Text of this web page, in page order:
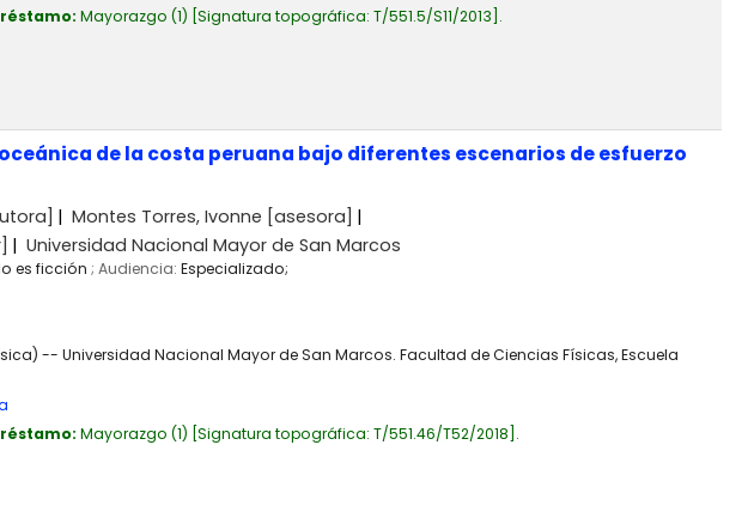
Mayorazgo (1) Signatura topográfica: T/551.5/S11/2013 .
de la costa peruana bajo diferentes escenarios de esfuerzo
Montes Torres, Ivonne [asesora]
Universidad Nacional Mayor de San Marcos
es ficción ; Audiencia: Especializado;
-- Universidad Nacional Mayor de San Marcos. Facultad de Ciencias Físicas, Escuela
Mayorazgo (1) Signatura topográfica: T/551.46/T52/2018 .